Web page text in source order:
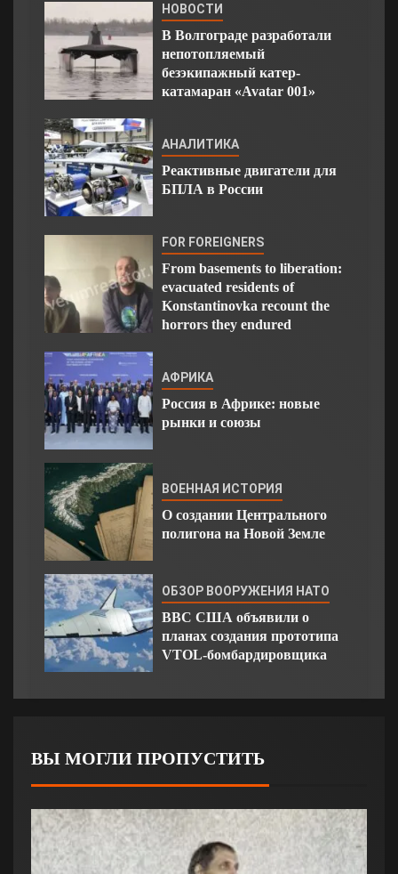
НОВОСТИ
В Волгограде разработали
непотопляемый
безэкипажный катер-
катамаран «Avatar 001»
АНАЛИТИКА
Реактивные двигатели для
БПЛА в России
FOR FOREIGNERS
From basements to liberation:
evacuated residents of
Konstantinovka recount the
horrors they endured
АФРИКА
Россия в Африке: новые
рынки и союзы
ВОЕННАЯ ИСТОРИЯ
О создании Центрального
полигона на Новой Земле
ОБЗОР ВООРУЖЕНИЯ НАТО
ВВС США объявили о
планах создания прототипа
VTOL-бомбардировщика
ВЫ МОГЛИ ПРОПУСТИТЬ